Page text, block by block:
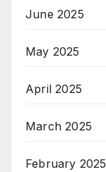
June 2025
May 2025
April 2025
March 2025
February 2025